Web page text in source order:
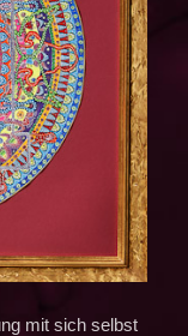
mit sich selbst